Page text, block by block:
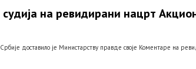
на ревидирани нацрт
доставило је Министарству правде своје Коментаре на